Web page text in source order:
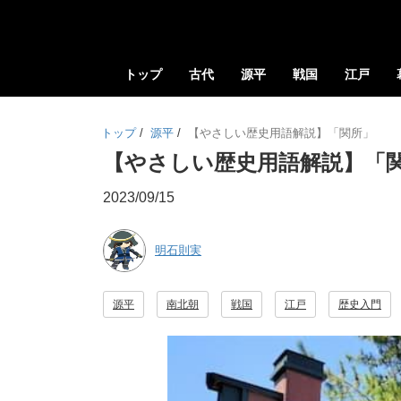
トップ 古代 源平 戦国 江戸
トップ / 源平 / 【やさしい歴史用語解説】「関所」
【やさしい歴史用語解説】「
2023/09/15
明石則実
源平 南北朝 戦国 江戸 歴史入門